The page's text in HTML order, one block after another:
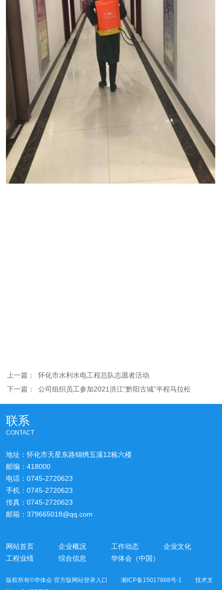
上一篇：
怀化市水利水电工程总队志愿者活动
下一篇：
公司组织员工参加2021洪江“黔阳古城”半程马拉松
联系
CONTACT
地址：怀化市天星东路锦绣五溪12栋六楼
邮编：418000
电话：0745-2720623
手机：0745-2720623
传真：0745-2720623
邮箱：379665018@qq.com
网站首页 企业概况 工作动态
企业文化
工程业绩
综合信息 华体会（中国）
版权所有©华体会·官方版网站登录入口 湘ICP备15017868号-1 技术支